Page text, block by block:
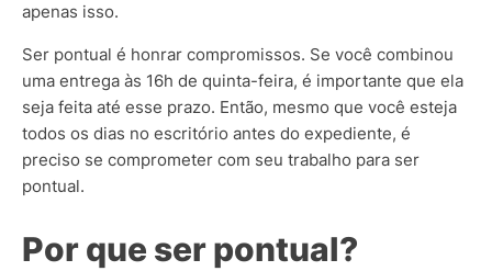
apenas isso.
Ser pontual é honrar compromissos. Se você combinou
uma entrega às 16h de quinta-feira, é importante que ela
seja feita até esse prazo. Então, mesmo que você esteja
todos os dias no escritório antes do expediente, é
preciso se comprometer com seu trabalho para ser
pontual.
Por que ser pontual?